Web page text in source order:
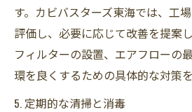
す。カビバスターズ東海では、工
評価し、必要に応じて改善を提案
フィルターの設置、エアフローの
環を良くするための具体的な対策を
5. 定期的な清掃と消毒